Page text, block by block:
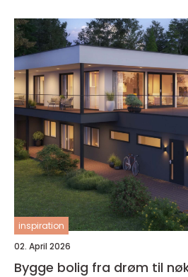
inspiration
02. April 2026
Bygge bolig fra drøm